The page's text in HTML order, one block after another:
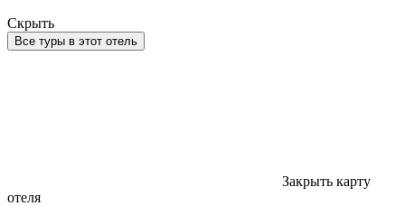
Скрыть
Все туры в этот отель
Закрыть карту
отеля